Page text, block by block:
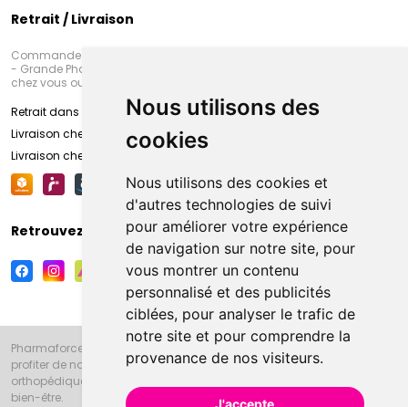
Nous utilisons des
cookies
Nous utilisons des cookies et
d'autres technologies de suivi
pour améliorer votre expérience
de navigation sur notre site, pour
vous montrer un contenu
personnalisé et des publicités
ciblées, pour analyser le trafic de
notre site et pour comprendre la
provenance de nos visiteurs.
J'accepte
Retrait / Livraison
Commandez en ligne et venez chercher votre commande à Amiens
- Grande Pharmacie d’Amiens (Fachon) ou recevez-là rapidement
chez vous ou en point retrait
Retrait dans la pharmacie d’Amiens
Livraison chez vous
Livraison chez votre commerçant
Retrouvez-nous sur vos réseaux sociaux
Pharmaforce.fr et la Grande Pharmacie d’Amiens vous souhaitent de
profiter de notre accueil, de nos conseils pharmaceutiques,
orthopédiques, homéopathiques, parapharmaceutiques, beauté et
bien-être.